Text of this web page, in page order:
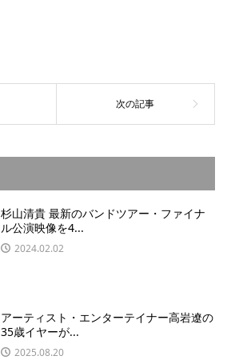
杉山清貴 最新のバンドツアー・ファイナ
ル公演映像を4...
2024.02.02
アーティスト・エンターテイナー高岩遼の
35歳イヤーが...
2025.08.20